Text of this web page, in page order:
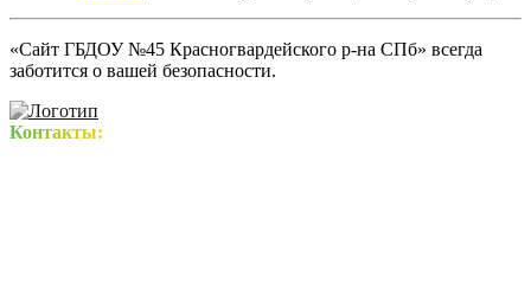
«Сайт ГБДОУ №45 Красногвардейского р-на СПб» всегда
заботится о вашей безопасности.
Контакты: